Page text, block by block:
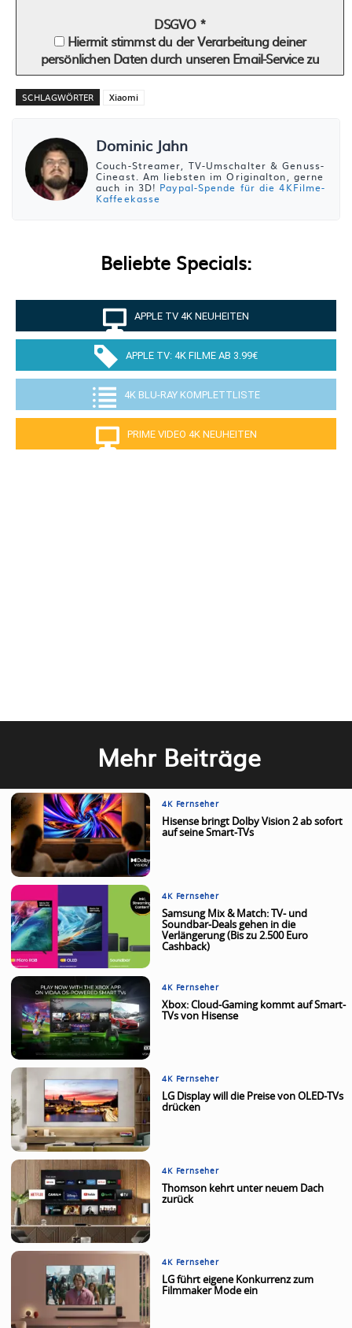
DSGVO *
Hiermit stimmst du der Verarbeitung deiner
persönlichen Daten durch unseren Email-Service zu
SCHLAGWÖRTER Xiaomi
Dominic Jahn
Couch-Streamer, TV-Umschalter & Genuss-
Cineast. Am liebsten im Originalton, gerne
auch in 3D! Paypal-Spende für die 4KFilme-
Kaffeekasse
Beliebte Specials:
APPLE TV 4K NEUHEITEN
APPLE TV: 4K FILME AB 3.99€
4K BLU-RAY KOMPLETTLISTE
PRIME VIDEO 4K NEUHEITEN
Mehr Beiträge
4K Fernseher
Hisense bringt Dolby Vision 2 ab sofort
auf seine Smart-TVs
4K Fernseher
Samsung Mix & Match: TV- und
Soundbar-Deals gehen in die
Verlängerung (Bis zu 2.500 Euro
Cashback)
4K Fernseher
Xbox: Cloud-Gaming kommt auf Smart-
TVs von Hisense
4K Fernseher
LG Display will die Preise von OLED-TVs
drücken
4K Fernseher
Thomson kehrt unter neuem Dach
zurück
4K Fernseher
LG führt eigene Konkurrenz zum
Filmmaker Mode ein